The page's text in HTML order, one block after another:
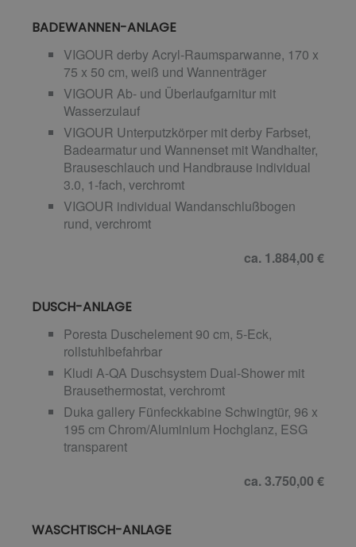
BADEWANNEN-ANLAGE
VIGOUR derby Acryl-Raumsparwanne, 170 x
75 x 50 cm, weiß und Wannenträger
VIGOUR Ab- und Überlaufgarnitur mit
Wasserzulauf
VIGOUR Unterputzkörper mit derby Farbset,
Badearmatur und Wannenset mit Wandhalter,
Brauseschlauch und Handbrause individual
3.0, 1-fach, verchromt
VIGOUR individual Wandanschlußbogen
rund, verchromt
ca. 1.884,00 €
DUSCH-ANLAGE
Poresta Duschelement 90 cm, 5-Eck,
rollstuhlbefahrbar
Kludi A-QA Duschsystem Dual-Shower mit
Brausethermostat, verchromt
Duka gallery Fünfeckkabine Schwingtür, 96 x
195 cm Chrom/Aluminium Hochglanz, ESG
transparent
ca. 3.750,00 €
WASCHTISCH-ANLAGE